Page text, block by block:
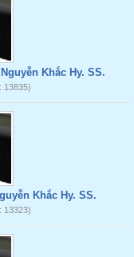
Khắc Hy. SS.
13835)
Khắc Hy. SS.
13323)